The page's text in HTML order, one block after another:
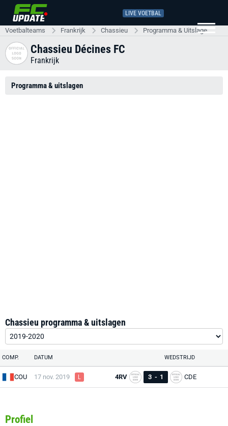
LIVE VOETBAL
Voetbalteams Frankrijk Chassieu Programma & Uitslagen
Chassieu Décines FC
Frankrijk
Programma & uitslagen
Chassieu programma & uitslagen
COMP. DATUM WEDSTRIJD
COU 17 nov. 2019 L 4RV 3 - 1 CDE
Profiel